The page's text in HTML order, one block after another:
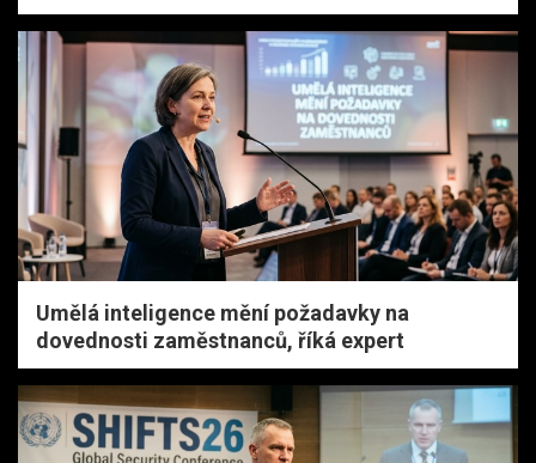
Umělá inteligence mění požadavky na
dovednosti zaměstnanců, říká expert